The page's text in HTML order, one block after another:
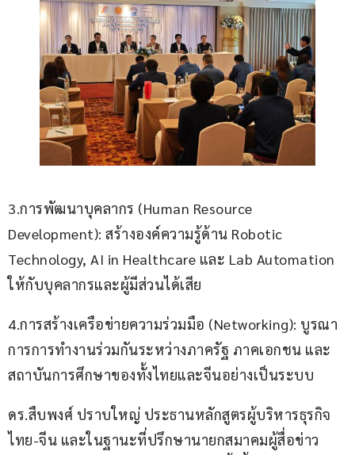
3.การพัฒนาบุคลากร (Human Resource
Development): สร้างองค์ความรู้ด้าน Robotic
Technology, AI in Healthcare และ Lab Automation
ให้กับบุคลากรและผู้มีส่วนได้เสีย
4.การสร้างเครือข่ายความร่วมมือ (Networking): บูรณา
การการทำงานร่วมกันระหว่างภาครัฐ ภาคเอกชน และ
สถาบันการศึกษาของทั้งไทยและจีนอย่างเป็นระบบ
ดร.สืบพงศ์ ปราบใหญ่ ประธานหลักสูตรผู้บริหารธุรกิจ
ไทย-จีน และในฐานะที่ปรึกษานายกสมาคมผู้สื่อข่าว